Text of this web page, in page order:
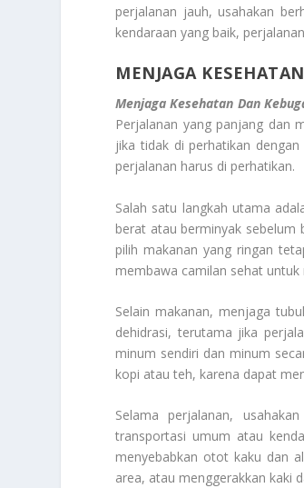
perjalanan jauh, usahakan
kendaraan yang baik,
MENJAGA
Menjaga Kesehatan Dan
Perjalanan yang panjang dan
jika tidak di perhatikan
perjalanan harus di perhatikan.
Salah satu langkah utama
berat atau berminyak sebelum
pilih makanan yang ringan
membawa camilan sehat
Selain makanan, menjaga
dehidrasi, terutama jika
minum sendiri dan minum
kopi atau teh, karena dapat
Selama perjalanan,
transportasi umum atau
menyebabkan otot kaku dan
area, atau menggerakkan kaki